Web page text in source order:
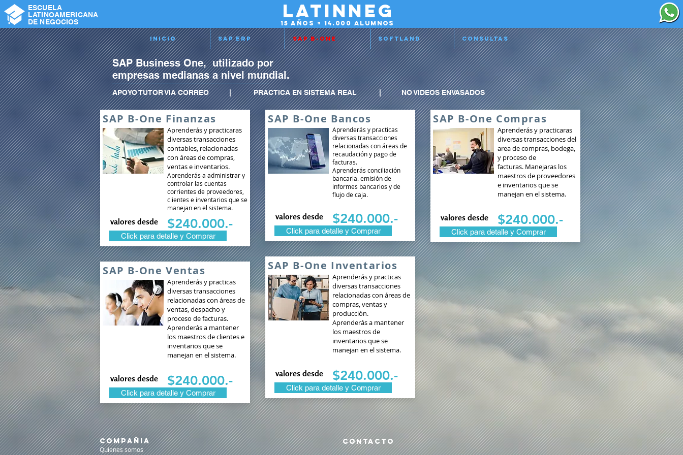
ESCUELA
LATINOAMERICANA
DE NEGOCIOS
15 años + 14.000 alumnos
latinneg
Inicio Sap Erp Sap b-one Softland Consultas
SAP Business One, utilizado por
empresas medianas a nivel mundial.
APOYO TUTOR VIA CORREO | PRACTICA EN SISTEMA REAL |NO VIDEOS ENVASADOS
SAP B-One Finanzas
Aprenderás y practicaras
diversas transacciones
contables, relacionadas
con áreas de compras,
ventas e inventarios.
Aprenderás a administrar y
controlar las cuentas
corrientes de proveedores,
clientes e inventarios que se
manejan en el sistema.
Click para detalle y Comprar
$240.000.-
valores desde
SAP B-One Ventas
Aprenderás y practicas
diversas transacciones
relacionadas con áreas de
ventas, despacho y
proceso de facturas.
Aprenderás a mantener
los maestros de clientes e
inventarios que se
manejan en el sistema.
Click para detalle y Comprar
$240.000.-
valores desde
SAP B-One Bancos
Aprenderás y practicas
diversas transacciones
relacionadas con áreas de
recaudación y pago de
facturas.
Aprenderás conciliación
bancaria. emisión de
informes bancarios y de
flujo de caja.
Click para detalle y Comprar
$240.000.-
valores desde
SAP B-One Inventarios
Aprenderás y practicas
diversas transacciones
relacionadas con áreas de
compras, ventas y
producción.
Aprenderás a mantener
los maestros de
inventarios que se
manejan en el sistema.
Click para detalle y Comprar
$240.000.-
valores desde
SAP B-One Compras
Aprenderás y practicaras
diversas transacciones del
area de compras, bodega,
y proceso de
facturas. Manejaras los
maestros de proveedores
e inventarios que se
manejan en el sistema.
Click para detalle y Comprar
$240.000.-
valores desde
COMPAÑIA
Quienes somos
CONTACTO